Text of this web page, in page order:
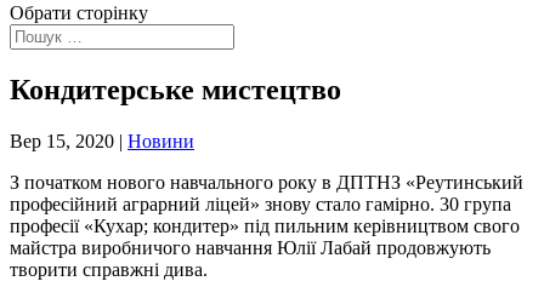
Обрати сторінку
Кондитерське мистецтво
Вер 15, 2020 | Новини
З початком нового навчального року в ДПТНЗ «Реутинський
професійний аграрний ліцей» знову стало гамірно. 30 група
професії «Кухар; кондитер» під пильним керівництвом свого
майстра виробничого навчання Юлії Лабай продовжують
творити справжні дива.